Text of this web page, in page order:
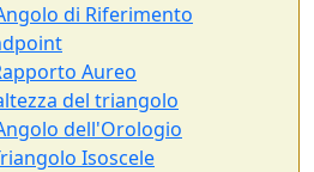
di Riferimento
Aureo
del triangolo
dell'Orologio
Isoscele